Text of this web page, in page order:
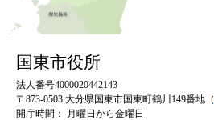
国東市役所
法人番号4000020442143
〒873-0503 大分県国東市国東町鶴川149番地（
開庁時間：
月曜日から金曜日